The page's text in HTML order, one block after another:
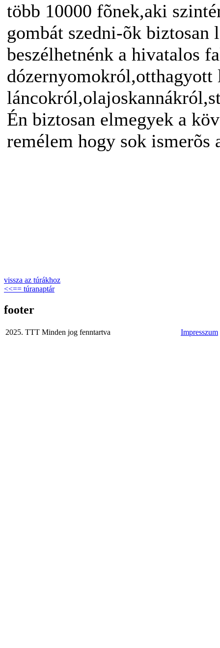
több 10000 fõnek,aki
gombát szedni-õk biztosan
beszélhetnénk a hivatalos
dózernyomokról,otthagyott
Én biztosan elmegyek a
remélem hogy sok
vissza az túrákhoz
<<== túranaptár
footer
2025. TTT Minden jog fenntartva Impresszum